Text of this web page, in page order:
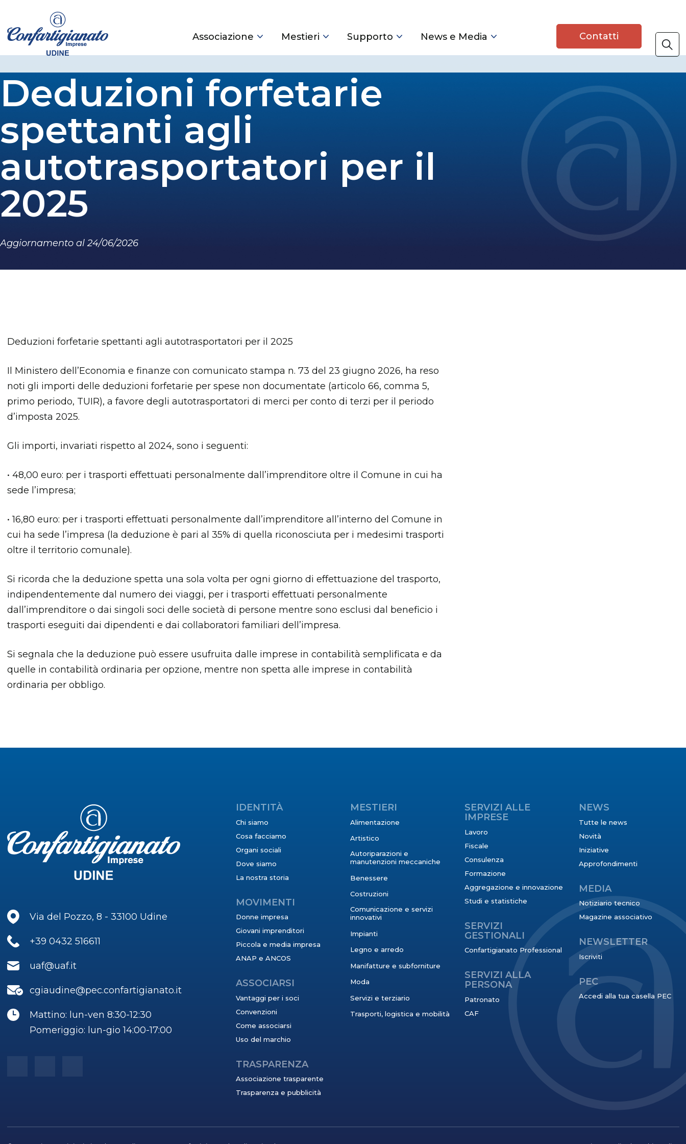
Associazione Mestieri Supporto News e Media Contatti
Deduzioni forfetarie
spettanti agli
autotrasportatori per il
2025
Aggiornamento al 24/06/2026
Deduzioni forfetarie spettanti agli autotrasportatori per il 2025
Il Ministero dell’Economia e finanze con comunicato stampa n. 73 del 23 giugno 2026, ha reso
noti gli importi delle deduzioni forfetarie per spese non documentate (articolo 66, comma 5,
primo periodo, TUIR), a favore degli autotrasportatori di merci per conto di terzi per il periodo
d’imposta 2025.
Gli importi, invariati rispetto al 2024, sono i seguenti:
• 48,00 euro: per i trasporti effettuati personalmente dall’imprenditore oltre il Comune in cui ha
sede l’impresa;
• 16,80 euro: per i trasporti effettuati personalmente dall’imprenditore all’interno del Comune in
cui ha sede l’impresa (la deduzione è pari al 35% di quella riconosciuta per i medesimi trasporti
oltre il territorio comunale).
Si ricorda che la deduzione spetta una sola volta per ogni giorno di effettuazione del trasporto,
indipendentemente dal numero dei viaggi, per i trasporti effettuati personalmente
dall’imprenditore o dai singoli soci delle società di persone mentre sono esclusi dal beneficio i
trasporti eseguiti dai dipendenti e dai collaboratori familiari dell’impresa.
Si segnala che la deduzione può essere usufruita dalle imprese in contabilità semplificata e da
quelle in contabilità ordinaria per opzione, mentre non spetta alle imprese in contabilità
ordinaria per obbligo.
IDENTITÀ
Chi siamo
Cosa facciamo
Organi sociali
Dove siamo
La nostra storia
MOVIMENTI
Donne impresa
Giovani imprenditori
Piccola e media impresa
ANAP e ANCOS
ASSOCIARSI
Vantaggi per i soci
Convenzioni
Come associarsi
Uso del marchio
TRASPARENZA
Associazione trasparente
Trasparenza e pubblicità
MESTIERI
Alimentazione
Artistico
Autoriparazioni e
manutenzioni meccaniche
Benessere
Costruzioni
Comunicazione e servizi
innovativi
Impianti
Legno e arredo
Manifatture e subforniture
Moda
Servizi e terziario
Trasporti, logistica e mobilità
SERVIZI ALLE
IMPRESE
Lavoro
Fiscale
Consulenza
Formazione
Aggregazione e innovazione
Studi e statistiche
SERVIZI
GESTIONALI
Confartigianato Professional
SERVIZI ALLA
PERSONA
Patronato
CAF
NEWS
Tutte le news
Novità
Iniziative
Approfondimenti
MEDIA
Notiziario tecnico
Magazine associativo
NEWSLETTER
Iscriviti
PEC
Accedi alla tua casella PEC
Via del Pozzo, 8 - 33100 Udine
+39 0432 516611
uaf@uaf.it
cgiaudine@pec.confartigianato.it
Mattino: lun-ven 8:30-12:30
Pomeriggio: lun-gio 14:00-17:00